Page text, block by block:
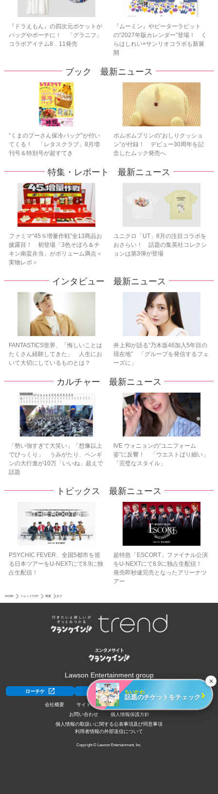
✕
ちいかわ
話題のチケットをチェック ›
『ドラえもん』の四次元ポケットが
バッグやポーチに！ 「グラニフ」
コラボアイテム8．11発売
『ムーミン』やピーターラビット
の“2027年版カレンダー”登場！ く
らはしれい×サンリオコラボも新展
開
ブック 最新ニュース
“くまのプーさん保冷バッグ”が付い
てくる！ 「レタスクラブ」8月増
刊号＆特別号が超すてき
ポムポムプリンの“おしりクッショ
ン”が付録！ デビュー30周年を記
念したムック発売へ
特集・レポート 最新ニュース
ファミマ“45％増量作戦”全13商品お
披露目！ 初登場「3色そぼろ＆チ
キン南蛮弁当」がボリューム満点＜
実物レポ＞
ユニクロ「UT」8月の注目コラボを
おさらい！ 話題の集英社コレクシ
ョンは第3弾が登場
インタビュー 最新ニュース
FANTASTICS世界、「悔しいことは
たくさん経験してきた」 人生にお
いて大切にしているものとは？
井上和が語る“乃木坂46加入5年目の
現在地” 「グループを発信するフェ
ーズに」
カルチャー 最新ニュース
「勢い強すぎて大笑い」「想像以上
でびっくり」 うみがたり、ペンギ
ンの大行進が10万「いいね」超えで
話題
IVE ウォニョンの“ユニフォーム
姿”に反響！ 「ウエストばり細い」
「完璧なスタイル」
トピックス 最新ニュース
PSYCHIC FEVER、全国5都市を巡
る日本ツアーをU‐NEXTにて8.9に独
占生配信！
超特急「ESCORT」ファイナル公演
をU-NEXTにて8.9に独占生配信！
発売即秒速完売となったアリーナツ
アー
HOME トレンドTOP 検索 タグ
Lawson Entertainment group
ローチケ ローチケ[旅行]
会社概要 サイトポリシー
お問い合わせ
個人情報保護方針
個人情報の取扱いに関する公表事項及び同意事項
利用者情報の外部送信について
Copyright © Lawson Entertainment, Inc.